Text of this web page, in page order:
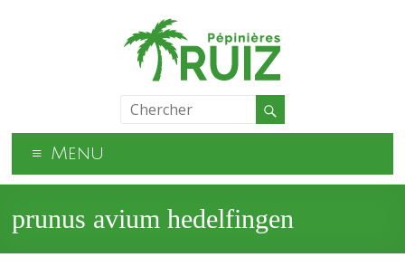
Menu
prunus avium hedelfingen